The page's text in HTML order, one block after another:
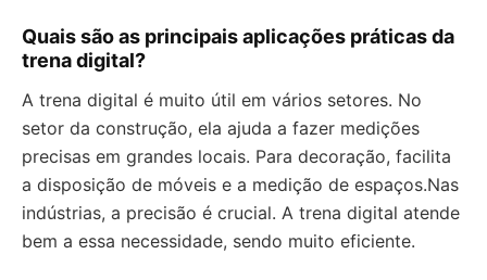
Quais são as principais aplicações práticas da
trena digital?
A trena digital é muito útil em vários setores. No
setor da construção, ela ajuda a fazer medições
precisas em grandes locais. Para decoração, facilita
a disposição de móveis e a medição de espaços.Nas
indústrias, a precisão é crucial. A trena digital atende
bem a essa necessidade, sendo muito eficiente.